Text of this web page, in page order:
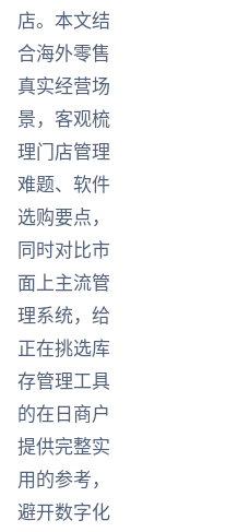
店。本文结
合海外零售
真实经营场
景，客观梳
理门店管理
难题、软件
选购要点，
同时对比市
面上主流管
理系统，给
正在挑选库
存管理工具
的在日商户
提供完整实
用的参考，
避开数字化